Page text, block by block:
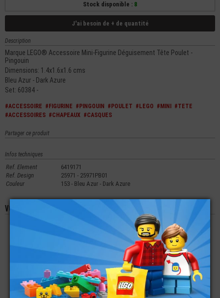
Stock disponible : 8
J'ai besoin de + de quantité
Description
Marque LEGO® Accessoire Mini-Figurine Déguisement Tête Poulet -
Pingouin
Dimensions: 1.4x1.6x1.6 cms
Bleu Azur - Dark Azure
Set: 60384 -
#ACCESSOIRE #FIGURINE #PINGOUIN #POULET #LEGO #MINI
#TETE
#ACCESSOIRES #CHAPEAUX #CASQUES
Partager ce produit
Infos techniques
Ref. Element
6419171
Ref. Design
25971 - 25971PB01
Couleur
153 - Bleu Azur - Dark Azure
Vous aimerez aussi les produits suivants
FIGURINE
CASQUETTE ET
QUEUE DE CHEVAL
(3O)
2,99€
LEGO® MINI-
FIGURINE RUBEUS
HAGRID 20TH
ANNIVERSAIRE
69,90€
LEGO® MINI-
FIGURINE TÊTE
HOMME 2
EXPRESSIONS (6R)
5,99€